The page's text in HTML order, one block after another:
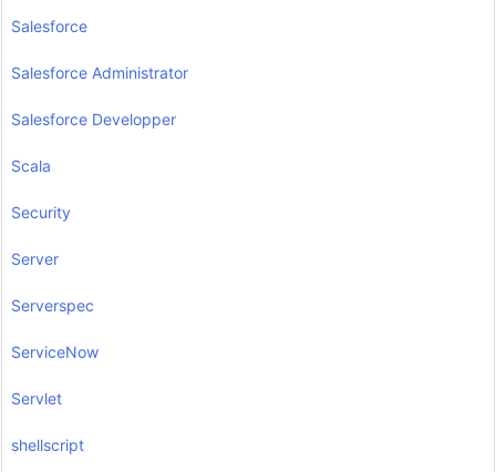
Salesforce
Salesforce Administrator
Salesforce Developper
Scala
Security
Server
Serverspec
ServiceNow
Servlet
shellscript